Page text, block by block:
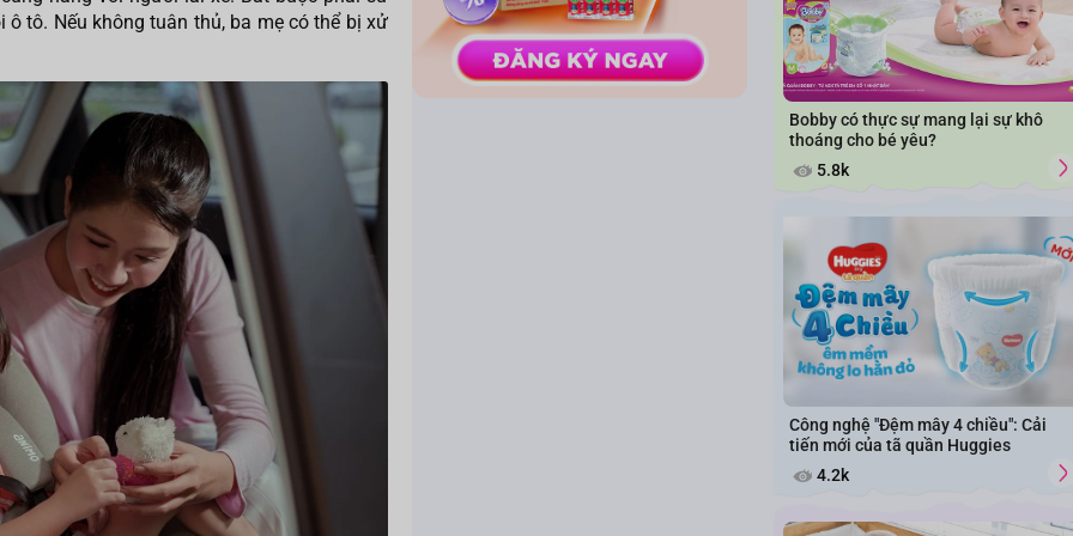
tô. Nếu không tuân thủ, ba mẹ có thể bị xử
Bobby có thực sự mang lại sự khô
thoáng cho bé yêu?
5.8k
Công nghệ "Đệm mây 4 chiều": Cải
tiến mới của tã quần Huggies
4.2k